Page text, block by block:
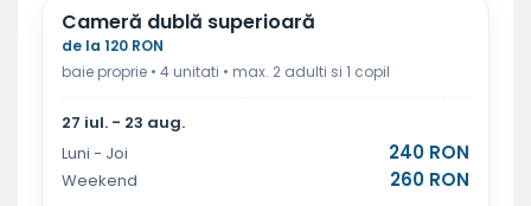
Cameră dublă superioară
de la 120 RON
baie proprie • 4 unitati • max. 2 adulti si 1 copil
27 iul. - 23 aug.
Luni - Joi
240 RON
Weekend 260 RON